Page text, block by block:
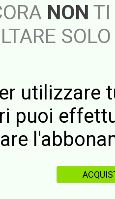
NON TI
utilizzare
puoi